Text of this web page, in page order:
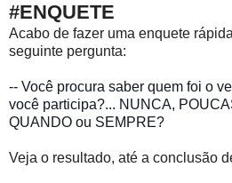
#ENQUETE
Acabo de fazer uma enquete
seguinte pergunta:
-- Você procura saber quem foi o
você participa?... NUNCA,
QUANDO ou SEMPRE?
Veja o resultado, até a conclusão